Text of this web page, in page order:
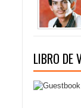
LIBRO DE